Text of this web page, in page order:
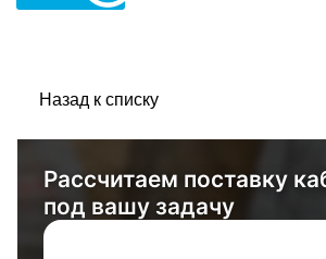
Назад к списку
Рассчитаем поставку
под вашу задачу